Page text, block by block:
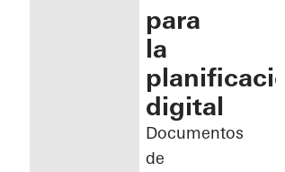
para
la
digital
Documentos
de